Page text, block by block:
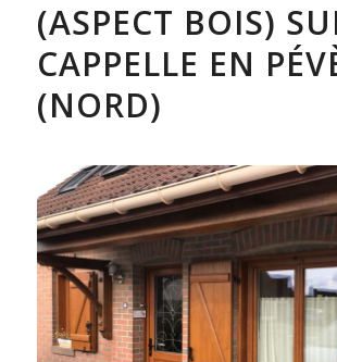
(ASPECT BOIS)
CAPPELLE EN
(NORD)